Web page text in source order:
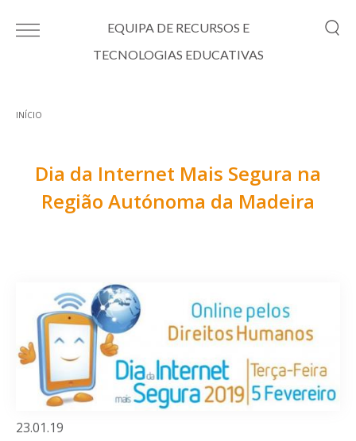
EQUIPA DE RECURSOS E
TECNOLOGIAS EDUCATIVAS
INÍCIO
Dia da Internet Mais Segura na
Região Autónoma da Madeira
23.01.19